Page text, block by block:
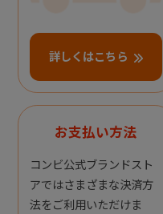
詳しくはこちら
お支払い方法
コンビ公式ブランドスト
アではさまざまな決済方
法をご利用いただけま